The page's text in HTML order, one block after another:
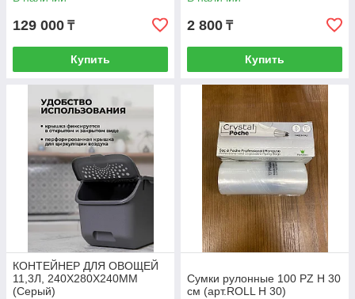
129 000 ₸
Купить
2 800 ₸
Купить
КОНТЕЙНЕР ДЛЯ ОВОЩЕЙ
11,3Л, 240Х280Х240ММ
(Серый)
Сумки рулонные 100 PZ H 30
см (арт.ROLL H 30)